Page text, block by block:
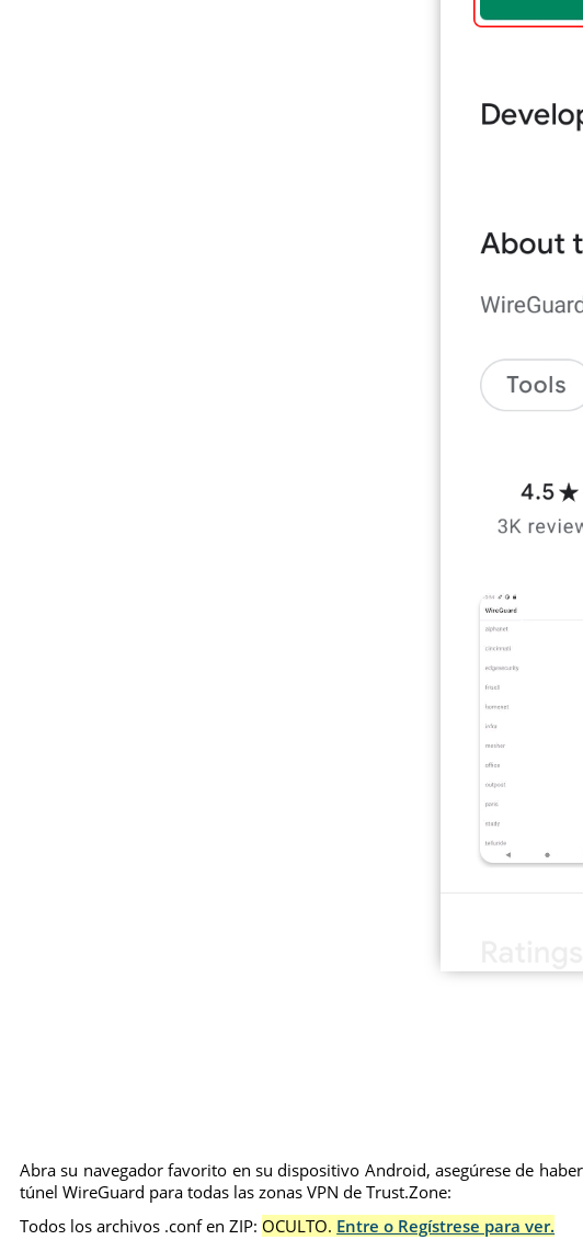
Abra su navegador favorito en su dispositivo Android, asegúrese de
túnel WireGuard para todas las zonas VPN de Trust.Zone:
Todos los archivos .conf en ZIP: OCULTO. Entre o Regístrese para ver.